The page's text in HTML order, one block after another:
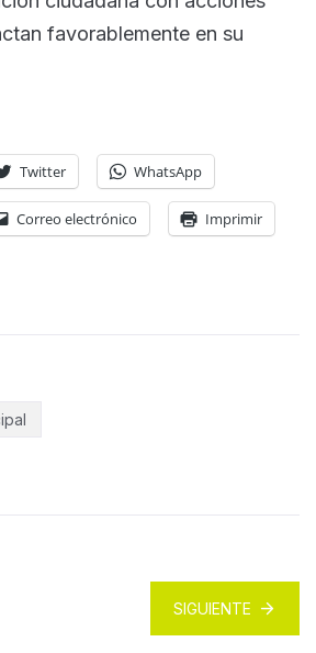
favorablemente en su
Twitter WhatsApp
Correo electrónico Imprimir
SIGUIENTE